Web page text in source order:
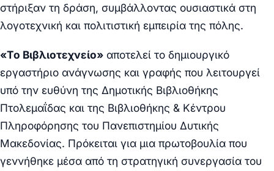
στήριξαν τη δράση, συμβάλλοντας ουσιαστικά στη
λογοτεχνική και πολιτιστική εμπειρία της πόλης.
«Το Βιβλιοτεχνείο» αποτελεί το δημιουργικό
εργαστήριο ανάγνωσης και γραφής που λειτουργεί
υπό την ευθύνη της Δημοτικής Βιβλιοθήκης
Πτολεμαΐδας και της Βιβλιοθήκης & Κέντρου
Πληροφόρησης του Πανεπιστημίου Δυτικής
Μακεδονίας. Πρόκειται για μια πρωτοβουλία που
γεννήθηκε μέσα από τη στρατηγική συνεργασία του